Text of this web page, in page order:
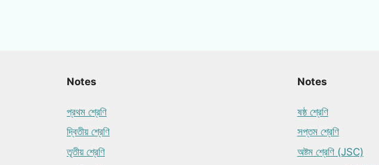
Notes
প্রথম শ্রেণি
দ্বিতীয় শ্রেণি
তৃতীয় শ্রেণি
Notes
ষষ্ঠ শ্রেণি
সপ্তম শ্রেণি
অষ্টম শ্রেণি (JSC)